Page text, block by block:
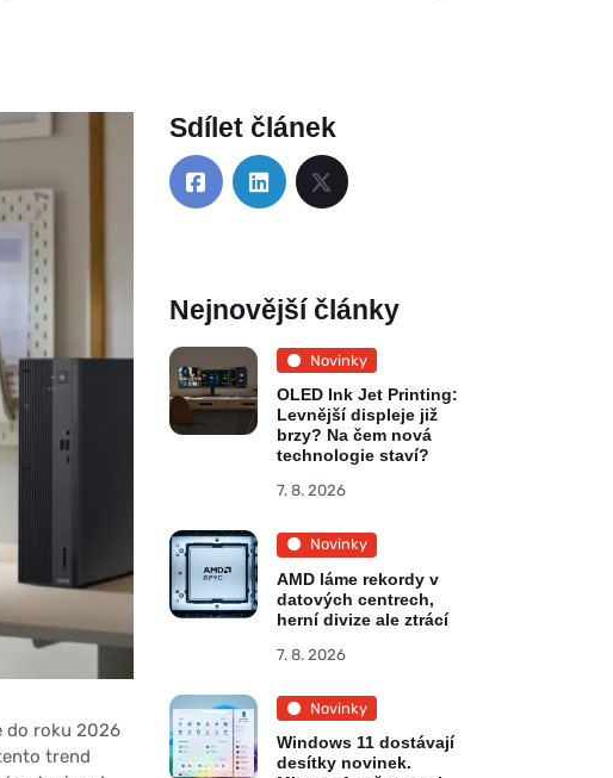
do roku 2026
trend
Sdílet článek
Nejnovější články
Novinky
OLED Ink Jet Printing:
Levnější displeje již
brzy? Na čem nová
technologie staví?
7. 8. 2026
Novinky
AMD láme rekordy v
datových centrech,
herní divize ale ztrácí
7. 8. 2026
Novinky
Windows 11 dostávají
desítky novinek.